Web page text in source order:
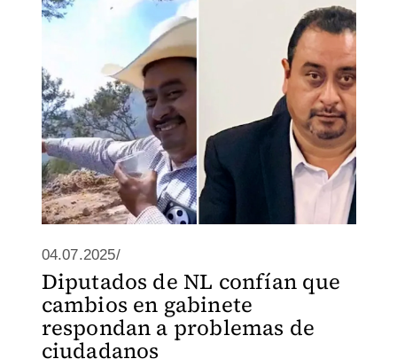
04.07.2025/
Diputados de NL confían que
cambios en gabinete
respondan a problemas de
ciudadanos